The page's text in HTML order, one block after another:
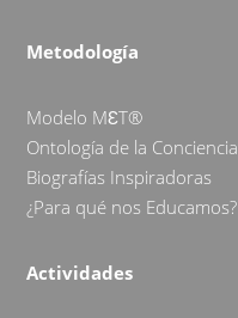
Metodología
Modelo MƐT®
Ontología de la Conciencia
Biografías Inspiradoras
¿Para qué nos Educamos?
Actividades